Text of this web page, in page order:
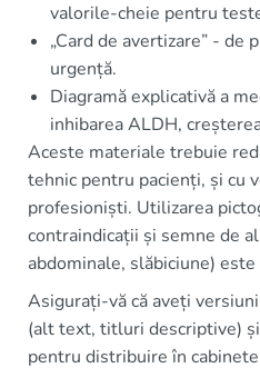
valorile-cheie pentru
„Card de avertizare” - de
urgență.
Diagramă explicativă a
inhibarea ALDH,
Aceste materiale trebuie
tehnic pentru pacienți, și cu
profesioniști. Utilizarea
contraindicații și semne de
abdominale, slăbiciune)
Asigurați-vă că aveți
(alt text, titluri descriptive)
pentru distribuire în